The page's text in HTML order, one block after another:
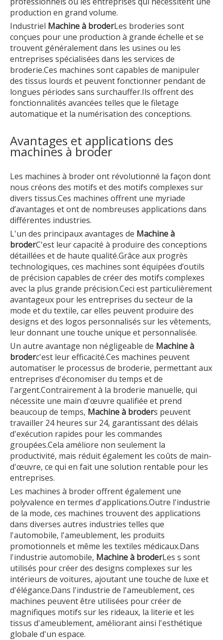
production en grand volume.
Industriel Machine à broderLes broderies sont
conçues pour une production à grande échelle et se
trouvent généralement dans les usines ou les
entreprises spécialisées dans les services de
broderie.Ces machines sont capables de manipuler
des tissus lourds et peuvent fonctionner pendant de
longues périodes sans surchauffer.Ils offrent des
fonctionnalités avancées telles que le filetage
automatique et la numérisation des conceptions.
Avantages et applications des
machines à broder
Les machines à broder ont révolutionné la façon dont
nous créons des motifs et des motifs complexes sur
divers tissus.Ces machines offrent une myriade
d’avantages et ont de nombreuses applications dans
différentes industries.
L'un des principaux avantages de Machine à
broderC'est leur capacité à produire des conceptions
détaillées et de haute qualité.Grâce aux progrès
technologiques, ces machines sont équipées d’outils
de précision capables de créer des motifs complexes
avec la plus grande précision.Ceci est particulièrement
avantageux pour les entreprises du secteur de la
mode et du textile, car elles peuvent produire des
designs et des logos personnalisés sur les vêtements,
leur donnant une touche unique et personnalisée.
Un autre avantage non négligeable de Machine à
broderc'est leur efficacité.Ces machines peuvent
automatiser le processus de broderie, permettant aux
entreprises d'économiser du temps et de
l'argent.Contrairement à la broderie manuelle, qui
nécessite une main d'œuvre qualifiée et prend
beaucoup de temps, Machine à broders peuvent
travailler 24 heures sur 24, garantissant des délais
d'exécution rapides pour les commandes
groupées.Cela améliore non seulement la
productivité, mais réduit également les coûts de main-
d'œuvre, ce qui en fait une solution rentable pour les
entreprises.
Les machines à broder offrent également une
polyvalence en termes d'applications.Outre l'industrie
de la mode, ces machines trouvent des applications
dans diverses autres industries telles que
l'automobile, l'ameublement, les produits
promotionnels et même les textiles médicaux.Dans
l'industrie automobile, Machine à broderLes s sont
utilisés pour créer des designs complexes sur les
intérieurs de voitures, ajoutant une touche de luxe et
d'élégance.Dans l'industrie de l'ameublement, ces
machines peuvent être utilisées pour créer de
magnifiques motifs sur les rideaux, la literie et les
tissus d'ameublement, améliorant ainsi l'esthétique
globale d'un espace.